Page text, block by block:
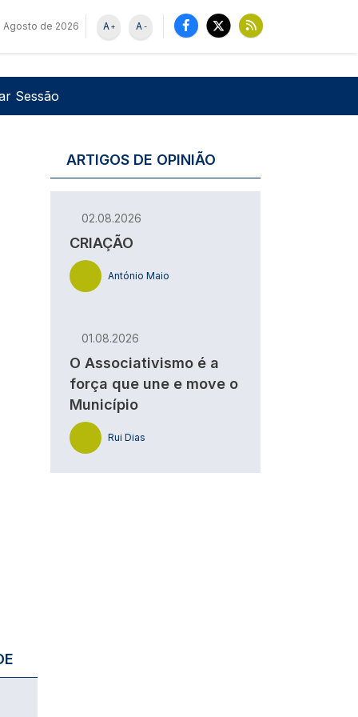
Agosto de 2026 -
A
+
A
de utilizador
Sessão
ARTIGOS DE OPINIÃO
02.08.2026
CRIAÇÃO
António Maio
01.08.2026
O Associativismo é a
força que une e move o
Município
Rui Dias